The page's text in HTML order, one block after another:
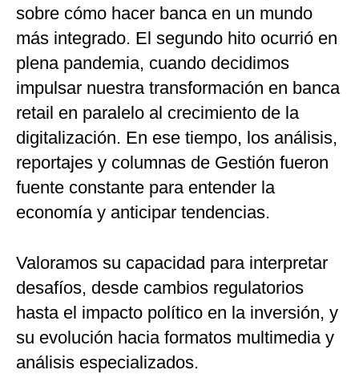
sobre cómo hacer banca en un mundo
más integrado. El segundo hito ocurrió en
plena pandemia, cuando decidimos
impulsar nuestra transformación en banca
retail en paralelo al crecimiento de la
digitalización. En ese tiempo, los análisis,
reportajes y columnas de Gestión fueron
fuente constante para entender la
economía y anticipar tendencias.
Valoramos su capacidad para interpretar
desafíos, desde cambios regulatorios
hasta el impacto político en la inversión, y
su evolución hacia formatos multimedia y
análisis especializados.